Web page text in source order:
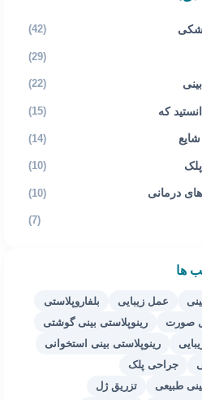
(42)
(29)
(22)
که (15)
(14)
(10)
درمانی (10)
(7)
ها
عمل زیبایی
بلفاروپلاستی
صورت
رینوپلاستی بینی گوشتی
رینوپلاستی بینی استخوانی
جراحی پلک
طبیعی
تزریق ژل